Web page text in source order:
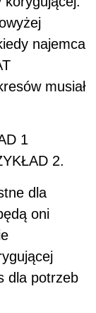
najemca
musiał
1
2.
dla
oni
dla potrzeb